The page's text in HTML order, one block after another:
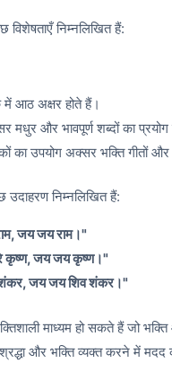
विशेषताएँ निम्नलिखित हैं:
आठ अक्षर होते हैं।
मधुर और भावपूर्ण शब्दों का प्रयोग
का उपयोग अक्सर भक्ति गीतों और
उदाहरण निम्नलिखित हैं:
जय जय राम।"
कृष्ण, जय जय कृष्ण।"
शंकर, जय जय शिव शंकर।"
माध्यम हो सकते हैं जो
और भक्ति व्यक्त करने में